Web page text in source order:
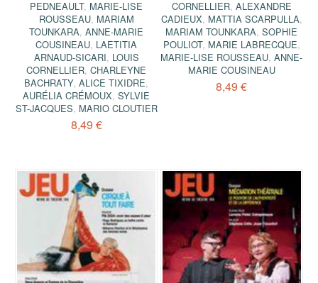
PEDNEAULT, MARIE-LISE
ROUSSEAU, MARIAM
TOUNKARA,ANNE-MARIE
COUSINEAU, LAETITIA
ARNAUD-SICARI, LOUIS
CORNELLIER,CHARLEYNE
BACHRATY,ALICE TIXIDRE,
AURÉLIA CRÉMOUX,SYLVIE
ST-JACQUES, MARIO CLOUTIER
8,49 €
CORNELLIER, ALEXANDRE
CADIEUX, MATTIA SCARPULLA,
MARIAM TOUNKARA,SOPHIE
POULIOT, MARIE LABRECQUE,
MARIE-LISE ROUSSEAU,ANNE-
MARIE COUSINEAU
8,49 €